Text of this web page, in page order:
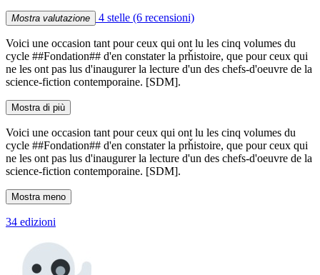
Mostra valutazione 4 stelle (6 recensioni)
Voici une occasion tant pour ceux qui ont lu les cinq volumes du
cycle ##Fondation## d'en constater la prȟistoire, que pour ceux qui
ne les ont pas lus d'inaugurer la lecture d'un des chefs-d'oeuvre de la
science-fiction contemporaine. [SDM].
Mostra di più
Voici une occasion tant pour ceux qui ont lu les cinq volumes du
cycle ##Fondation## d'en constater la prȟistoire, que pour ceux qui
ne les ont pas lus d'inaugurer la lecture d'un des chefs-d'oeuvre de la
science-fiction contemporaine. [SDM].
Mostra meno
34 edizioni